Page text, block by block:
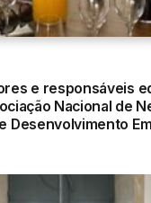
e responsáveis
Nacional de